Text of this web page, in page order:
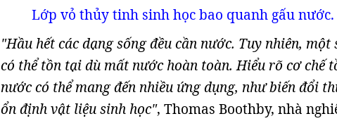
Lớp vỏ thủy tinh sinh học bao quanh gấu
"Hầu hết các dạng sống đều cần nước. Tuy nhiên,
có thể tồn tại dù mất nước hoàn toàn. Hiểu rõ cơ chế
nước có thể mang đến nhiều ứng dụng, như biến đổi
ổn định vật liệu sinh học", Thomas Boothby, nhà